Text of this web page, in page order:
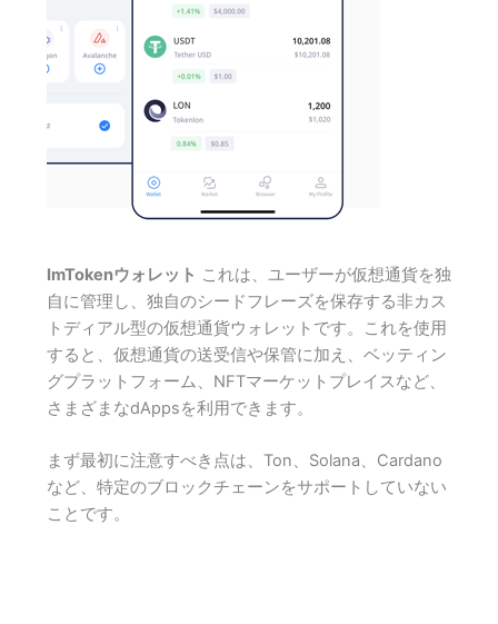
ImTokenウォレット これは、ユーザーが仮想通貨を独
自に管理し、独自のシードフレーズを保存する非カス
トディアル型の仮想通貨ウォレットです。これを使用
すると、仮想通貨の送受信や保管に加え、ベッティン
グプラットフォーム、NFTマーケットプレイスなど、
さまざまなdAppsを利用できます。
まず最初に注意すべき点は、Ton、Solana、Cardano
など、特定のブロックチェーンをサポートしていない
ことです。